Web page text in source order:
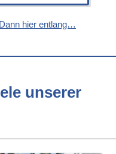
hier entlang…
unserer